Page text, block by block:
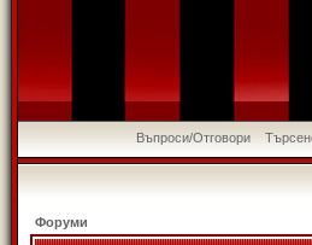
Въпроси/Отговори
Форуми